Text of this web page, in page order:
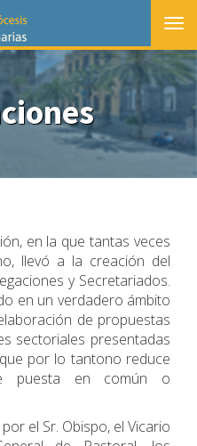
en la que tantas veces
llevó a la creación del
y Secretariados.
en un verdadero ámbito
de propuestas
sectoriales presentadas
por lo tantono reduce
puesta en común o
el Sr. Obispo, el Vicario